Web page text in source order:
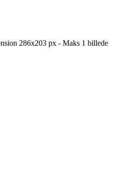
286x203 px - Maks 1 billede